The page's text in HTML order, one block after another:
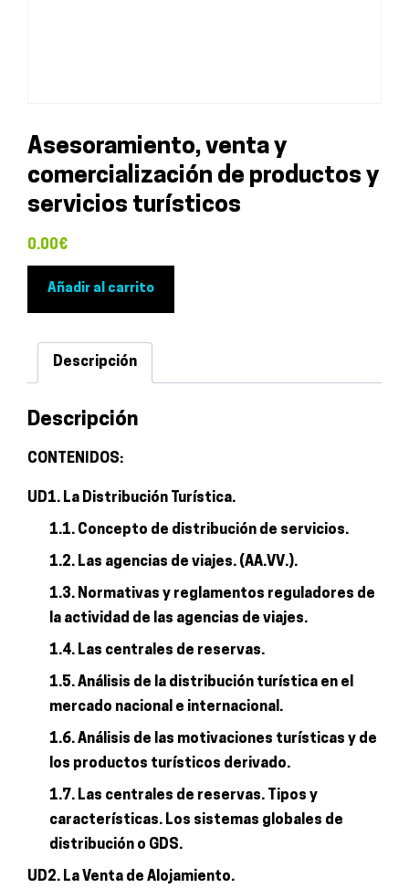
Asesoramiento, venta y
comercialización de productos y
servicios turísticos
0.00€
y
servicios
cantidad
Añadir al carrito
Descripción
Descripción
CONTENIDOS:
UD1. La Distribución Turística.
1.1. Concepto de distribución de servicios.
1.2. Las agencias de viajes. (AA.VV.).
1.3. Normativas y reglamentos reguladores de
la actividad de las agencias de viajes.
1.4. Las centrales de reservas.
1.5. Análisis de la distribución turística en el
mercado nacional e internacional.
1.6. Análisis de las motivaciones turísticas y de
los productos turísticos derivado.
1.7. Las centrales de reservas. Tipos y
características. Los sistemas globales de
distribución o GDS.
UD2. La Venta de Alojamiento.